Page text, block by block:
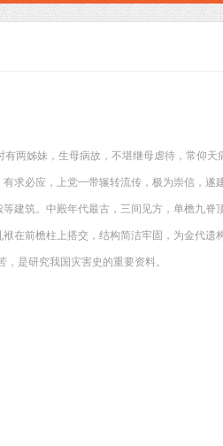
两姊妹，生母病故，不堪继母虐待，常仰
求必应，上党一带辗转流传，极为崇信，
建筑。中殿年代最古，三间见方，单檐九
在前檐柱上搭交，结构简洁牢固，为金代
，是研究我国灾害史的重要资料。